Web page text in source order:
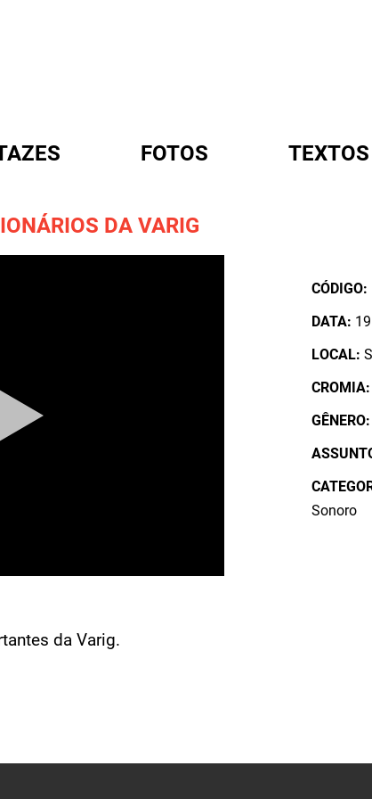
FOTOS TEXTOS
DA VARIG
da Varig.
CÓDIGO:
DATA:
LOCAL:
CROMIA:
GÊNERO:
Sonoro